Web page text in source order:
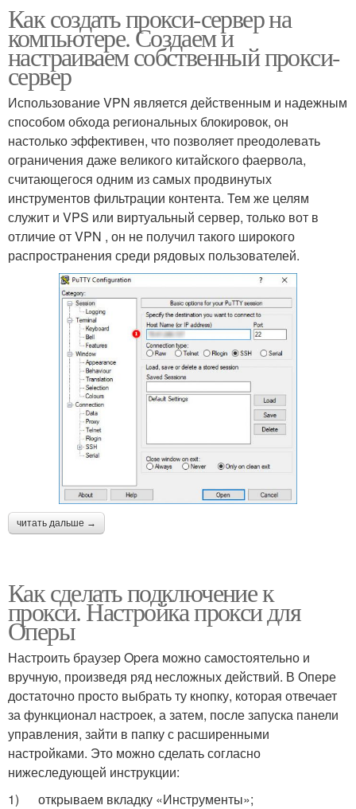
Как создать прокси-сервер на
компьютере. Создаем и
настраиваем собственный прокси-
сервер
Использование VPN является действенным и надежным
способом обхода региональных блокировок, он
настолько эффективен, что позволяет преодолевать
ограничения даже великого китайского фаервола,
считающегося одним из самых продвинутых
инструментов фильтрации контента. Тем же целям
служит и VPS или виртуальный сервер, только вот в
отличие от VPN , он не получил такого широкого
распространения среди рядовых пользователей.
читать дальше →
Как сделать подключение к
прокси. Настройка прокси для
Оперы
Настроить браузер Opera можно самостоятельно и
вручную, произведя ряд несложных действий. В Опере
достаточно просто выбрать ту кнопку, которая отвечает
за функционал настроек, а затем, после запуска панели
управления, зайти в папку с расширенными
настройками. Это можно сделать согласно
нижеследующей инструкции:
1) открываем вкладку «Инструменты»;